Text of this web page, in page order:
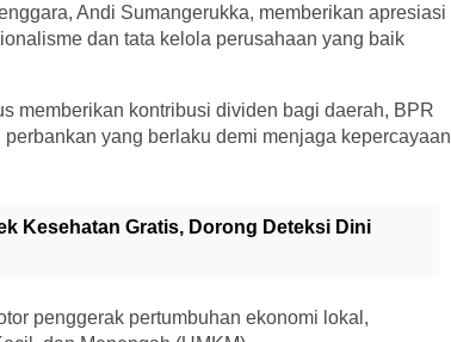
Andi Sumangerukka, memberikan apresiasi
dan tata kelola perusahaan yang baik
memberikan kontribusi dividen bagi daerah, BPR
yang berlaku demi menjaga kepercayaan
Kesehatan Gratis, Dorong Deteksi Dini
penggerak pertumbuhan ekonomi lokal,